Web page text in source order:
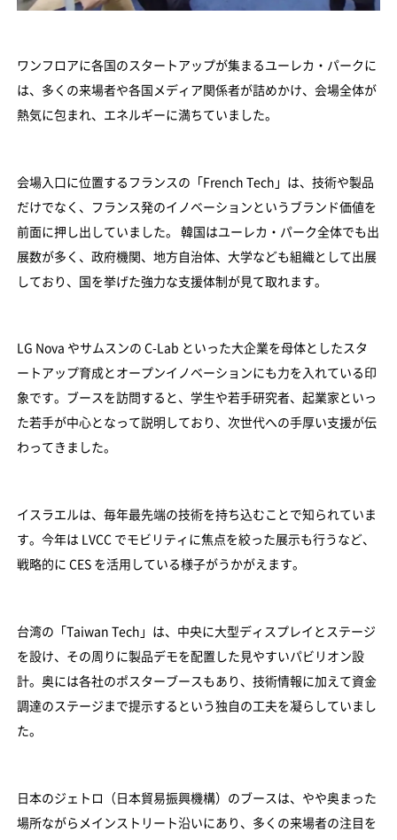
ワンフロアに各国のスタートアップが集まるユーレカ・パークに
は、多くの来場者や各国メディア関係者が詰めかけ、会場全体が
熱気に包まれ、エネルギーに満ちていました。
会場入口に位置するフランスの「French Tech」は、技術や製品
だけでなく、フランス発のイノベーションというブランド価値を
前面に押し出していました。 韓国はユーレカ・パーク全体でも出
展数が多く、政府機関、地方自治体、大学なども組織として出展
しており、国を挙げた強力な支援体制が見て取れます。
LG Nova やサムスンの C-Lab といった大企業を母体としたスタ
ートアップ育成とオープンイノベーションにも力を入れている印
象です。ブースを訪問すると、学生や若手研究者、起業家といっ
た若手が中心となって説明しており、次世代への手厚い支援が伝
わってきました。
イスラエルは、毎年最先端の技術を持ち込むことで知られていま
す。今年は LVCC でモビリティに焦点を絞った展示も行うなど、
戦略的に CES を活用している様子がうかがえます。
台湾の「Taiwan Tech」は、中央に大型ディスプレイとステージ
を設け、その周りに製品デモを配置した見やすいパビリオン設
計。奥には各社のポスターブースもあり、技術情報に加えて資金
調達のステージまで提示するという独自の工夫を凝らしていまし
た。
日本のジェトロ（日本貿易振興機構）のブースは、やや奥まった
場所ながらメインストリート沿いにあり、多くの来場者の注目を